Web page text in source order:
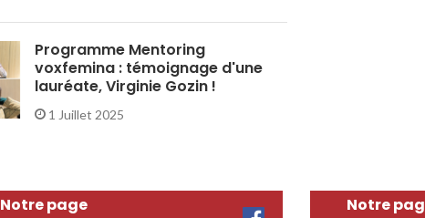
Programme Mentoring
voxfemina : témoignage d'une
lauréate, Virginie Gozin !
1 Juillet 2025
Notre page
Notre